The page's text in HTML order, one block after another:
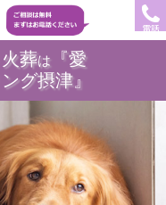
電話
葬は
『愛
グ摂津』